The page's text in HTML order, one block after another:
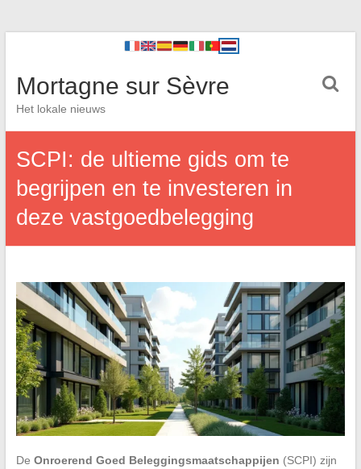
Mortagne sur Sèvre
Het lokale nieuws
SCPI: de ultieme gids om te
begrijpen en te investeren in
deze vastgoedbelegging
De Onroerend Goed Beleggingsmaatschappijen (SCPI) zijn